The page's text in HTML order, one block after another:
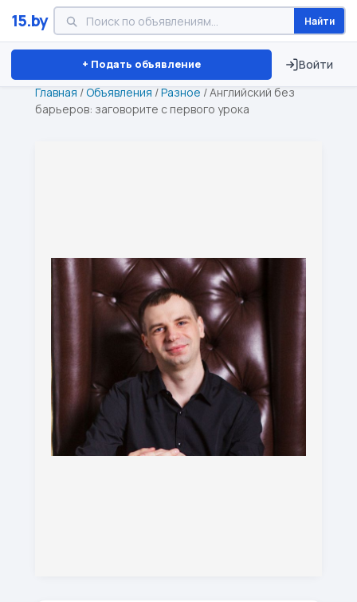
15.by Найти
+ Подать объявление Войти
Минск Витебск Брест ⏱ ТОЛЬКО 15 ДНЕЙ
Главная /Объявления /Разное /Английский без
барьеров: заговорите с первого урока